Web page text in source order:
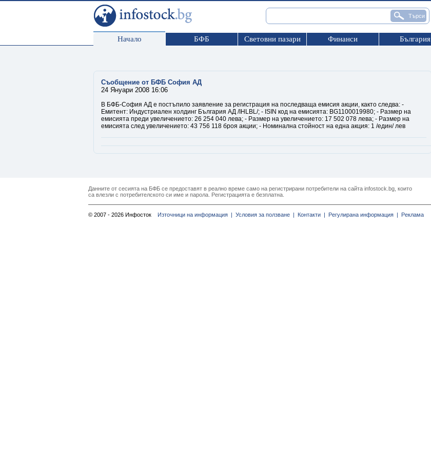
Начало БФБ Световни пазари Финанси България
Съобщение от БФБ София АД
24 Януари 2008 16:06
В БФБ-София АД е постъпило заявление за регистрация на последваща емисия акции, както следва: -
Емитент: Индустриален холдинг България АД /IHLBL/; - ISIN код на емисията: BG1100019980; - Размер на
емисията преди увеличението: 26 254 040 лева; - Размер на увеличението: 17 502 078 лева; - Размер на
емисията след увеличението: 43 756 118 броя акции; - Номинална стойност на една акция: 1 /един/ лев
Данните от сесията на БФБ се предоставят в реално време само на регистрирани потребители на сайта infostock.bg, които
са влезли с потребителското си име и парола. Регистрацията е безплатна.
© 2007 - 2026 Инфосток Източници на информация | Условия за ползване | Контакти | Регулирана информация | Реклама